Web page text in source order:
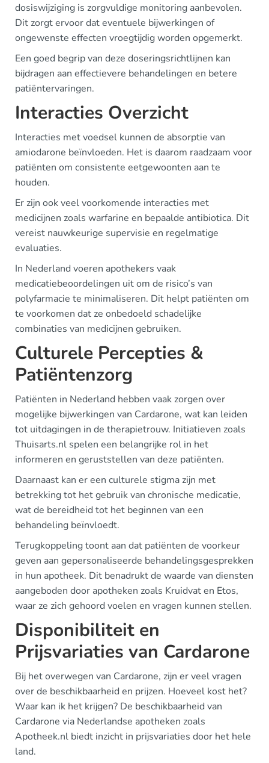
dosiswijziging is zorgvuldige monitoring aanbevolen.
Dit zorgt ervoor dat eventuele bijwerkingen of
ongewenste effecten vroegtijdig worden opgemerkt.
Een goed begrip van deze doseringsrichtlijnen kan
bijdragen aan effectievere behandelingen en betere
patiëntervaringen.
Interacties Overzicht
Interacties met voedsel kunnen de absorptie van
amiodarone beïnvloeden. Het is daarom raadzaam voor
patiënten om consistente eetgewoonten aan te
houden.
Er zijn ook veel voorkomende interacties met
medicijnen zoals warfarine en bepaalde antibiotica. Dit
vereist nauwkeurige supervisie en regelmatige
evaluaties.
In Nederland voeren apothekers vaak
medicatiebeoordelingen uit om de risico’s van
polyfarmacie te minimaliseren. Dit helpt patiënten om
te voorkomen dat ze onbedoeld schadelijke
combinaties van medicijnen gebruiken.
Culturele Percepties &
Patiëntenzorg
Patiënten in Nederland hebben vaak zorgen over
mogelijke bijwerkingen van Cardarone, wat kan leiden
tot uitdagingen in de therapietrouw. Initiatieven zoals
Thuisarts.nl spelen een belangrijke rol in het
informeren en geruststellen van deze patiënten.
Daarnaast kan er een culturele stigma zijn met
betrekking tot het gebruik van chronische medicatie,
wat de bereidheid tot het beginnen van een
behandeling beïnvloedt.
Terugkoppeling toont aan dat patiënten de voorkeur
geven aan gepersonaliseerde behandelingsgesprekken
in hun apotheek. Dit benadrukt de waarde van diensten
aangeboden door apotheken zoals Kruidvat en Etos,
waar ze zich gehoord voelen en vragen kunnen stellen.
Disponibiliteit en
Prijsvariaties van Cardarone
Bij het overwegen van Cardarone, zijn er veel vragen
over de beschikbaarheid en prijzen. Hoeveel kost het?
Waar kan ik het krijgen? De beschikbaarheid van
Cardarone via Nederlandse apotheken zoals
Apotheek.nl biedt inzicht in prijsvariaties door het hele
land.